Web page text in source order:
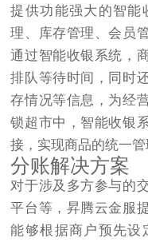
提供功能强大的智能
理、库存管理、会员
通过智能收银系统，
排队等待时间，同时
存情况等信息，为经
锁超市中，智能收银
接，实现商品的统一
分账解决方案​
对于涉及多方参与的
平台等，昇腾云金服
能够根据商户预先设